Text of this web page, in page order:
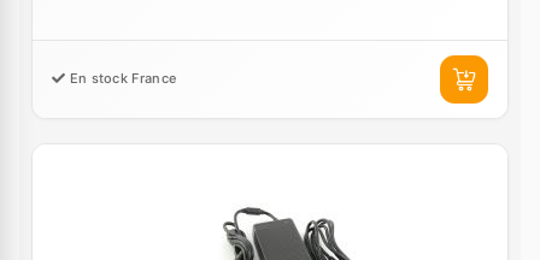
En stock France